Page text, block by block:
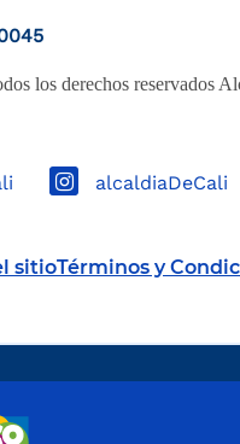
los derechos reservados
alcaldiaDeCali
sitioTérminos y